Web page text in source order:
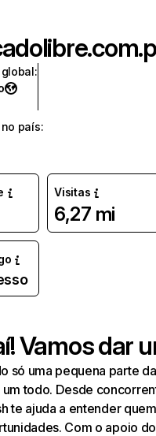
:
país:
Visitas
6,27 mi
Vamos dar
só uma pequena parte
todo. Desde
te ajuda a entender
Com o apoio